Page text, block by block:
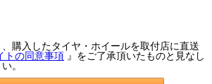
購入したタイヤ・ホイールを取付店に直送
トの同意事項 』をご了承頂いたものと見なし
。